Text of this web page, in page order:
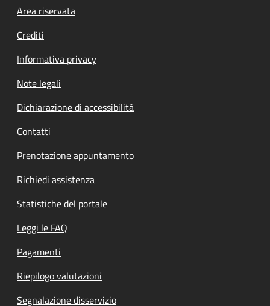
Footer menu
Area riservata
Crediti
Informativa privacy
Note legali
Dichiarazione di accessibilità
Contatti
Prenotazione appuntamento
Richiedi assistenza
Statistiche del portale
Leggi le FAQ
Pagamenti
Riepilogo valutazioni
Segnalazione disservizio